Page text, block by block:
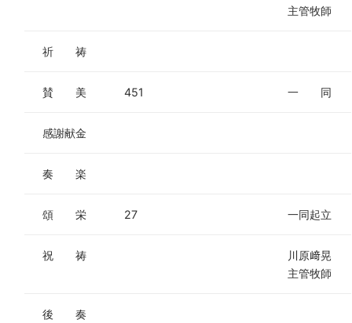
主管牧師
祈 祷
賛 美 451 一 同
感謝献金
奏 楽
頌 栄 27 一同起立
祝 祷
川原﨑晃
主管牧師
後 奏